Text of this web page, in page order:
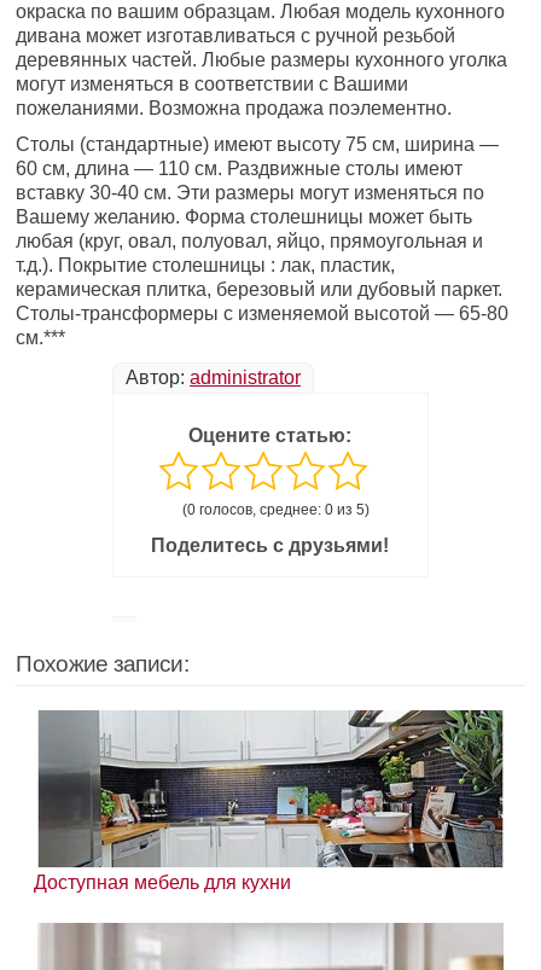
окраска по вашим образцам. Любая модель кухонного
дивана может изготавливаться с ручной резьбой
деревянных частей. Любые размеры кухонного уголка
могут изменяться в соответствии с Вашими
пожеланиями. Возможна продажа поэлементно.
Столы (стандартные) имеют высоту 75 см, ширина —
60 см, длина — 110 см. Раздвижные столы имеют
вставку 30-40 см. Эти размеры могут изменяться по
Вашему желанию. Форма столешницы может быть
любая (круг, овал, полуовал, яйцо, прямоугольная и
т.д.). Покрытие столешницы : лак, пластик,
керамическая плитка, березовый или дубовый паркет.
Столы-трансформеры с изменяемой высотой — 65-80
см.***
Автор: administrator
Оцените статью:
(0 голосов, среднее: 0 из 5)
Поделитесь с друзьями!
Похожие записи:
Доступная мебель для кухни